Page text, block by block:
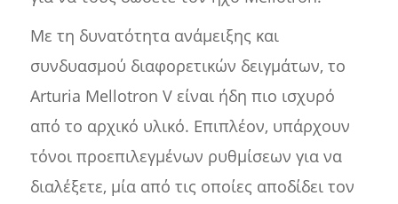
Με τη δυνατότητα ανάμειξης και
συνδυασμού διαφορετικών δειγμάτων, το
Arturia Mellotron V είναι ήδη πιο ισχυρό
από το αρχικό υλικό. Επιπλέον, υπάρχουν
τόνοι προεπιλεγμένων ρυθμίσεων για να
διαλέξετε, μία από τις οποίες αποδίδει τον